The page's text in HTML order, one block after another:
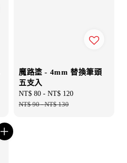
魔路塗 - 4mm 替換筆頭
五支入
Sale
price
NT$ 80 - NT$ 120
NT$ 90-NT$ 130